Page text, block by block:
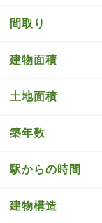
間取り
建物面積
土地面積
築年数
駅からの時間
建物構造